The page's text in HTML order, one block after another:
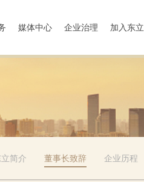
媒体中心 企业治理 加入东立
简介 董事长致辞 企业历程